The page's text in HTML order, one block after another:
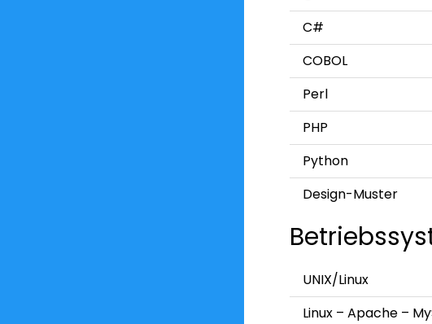
C#
COBOL
Perl
PHP
Python
Design-Muster
UNIX/Linux
Linux – Apache –